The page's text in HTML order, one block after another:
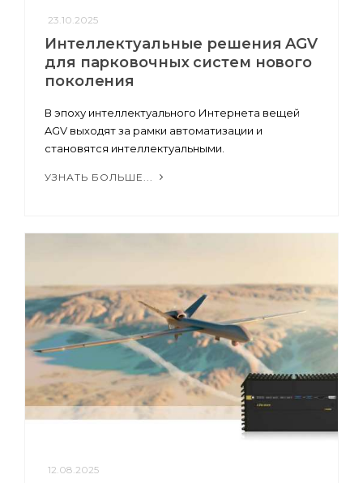
23.10.2025
Интеллектуальные решения AGV
для парковочных систем нового
поколения
В эпоху интеллектуального Интернета вещей
AGV выходят за рамки автоматизации и
становятся интеллектуальными.
УЗНАТЬ БОЛЬШЕ...
12.08.2025